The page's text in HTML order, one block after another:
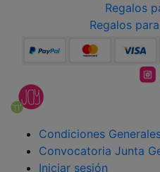
Regalos
Regalos
Condiciones
Convocatoria Junta
Iniciar sesión